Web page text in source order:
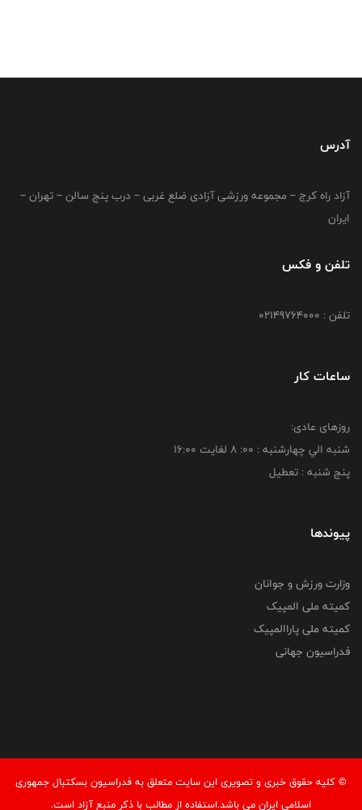
آدرس
آزاد راه کرج – مجموعه ورزشی آزادی ضلع غربی – درب پنج سالن – تهران –
ایران
تلفن و فکس
تلفن : 02149764000
ساعات کار
روزهای عادی:
شنبه الي چهارشنبه : 00: 8 لغايت 16:00
پنج شنبه : تعطیل
پیوندها
وزارت ورزش و جوانان
کمیته ملی المپیک
کمیته ملی پاراالمپیک
فدراسیون جهانی
© کليه حقوق خبری و تصويری اين سايت متعلق به فدراسیون بسکتبال جمهوری
اسلامی ایران می باشد.استفاده از مطالب با ذكر منبع آزاد است.